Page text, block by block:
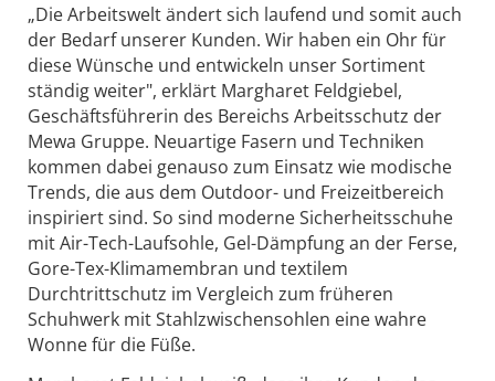
„Die Arbeitswelt ändert sich laufend und somit auch
der Bedarf unserer Kunden. Wir haben ein Ohr für
diese Wünsche und entwickeln unser Sortiment
ständig weiter", erklärt Margharet Feldgiebel,
Geschäftsführerin des Bereichs Arbeitsschutz der
Mewa Gruppe. Neuartige Fasern und Techniken
kommen dabei genauso zum Einsatz wie modische
Trends, die aus dem Outdoor- und Freizeitbereich
inspiriert sind. So sind moderne Sicherheitsschuhe
mit Air-Tech-Laufsohle, Gel-Dämpfung an der Ferse,
Gore-Tex-Klimamembran und textilem
Durchtrittschutz im Vergleich zum früheren
Schuhwerk mit Stahlzwischensohlen eine wahre
Wonne für die Füße.